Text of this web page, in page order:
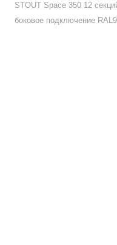
STOUT Space 350 12
боковое подключение